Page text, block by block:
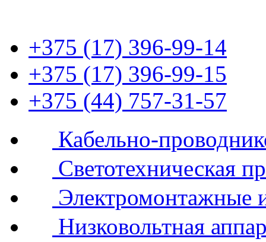
+375 (17) 396-99-14
+375 (17) 396-99-15
+375 (44) 757-31-57
Кабельно-
Светотехническая
Электромонтажные
Низковольтная